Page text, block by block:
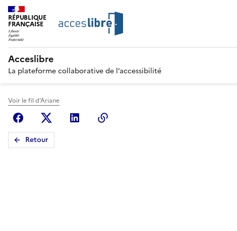
RÉPUBLIQUE
FRANÇAISE
Acceslibre
La plateforme collaborative de l’accessibilité
Voir le fil d'Ariane
FacebookX (anciennement Twitter)
Linkedin
Retour